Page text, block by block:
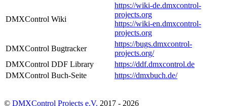
DMXControl Wiki
https://wiki-de.dmxcontrol-
projects.org
https://wiki-en.dmxcontrol-
projects.org
DMXControl Bugtracker
https://bugs.dmxcontrol-
projects.org/
DMXControl DDF Library
https://ddf.dmxcontrol.de
DMXControl Buch-Seite
https://dmxbuch.de/
© DMXControl Projects e.V. 2017 - 2026